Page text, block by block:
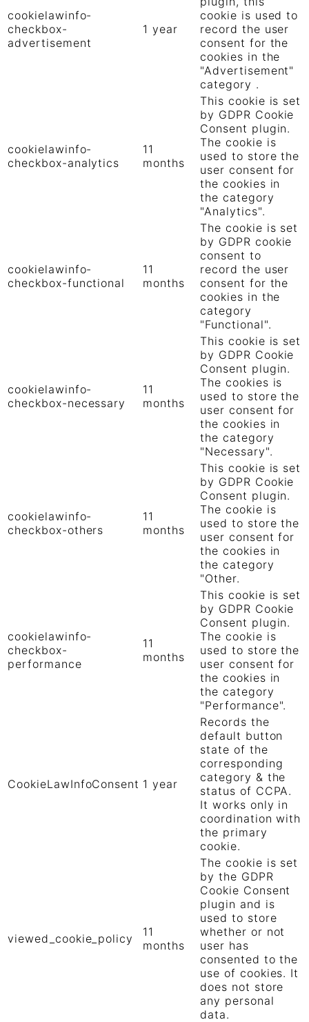
cookielawinfo-
checkbox-
advertisement
1 year
cookie is used to
record the user
consent for the
cookies in the
"Advertisement"
category .
cookielawinfo-
checkbox-analytics
11
months
This cookie is set
by GDPR Cookie
Consent plugin.
The cookie is
used to store the
user consent for
the cookies in
the category
"Analytics".
cookielawinfo-
checkbox-functional
11
months
The cookie is set
by GDPR cookie
consent to
record the user
consent for the
cookies in the
category
"Functional".
cookielawinfo-
checkbox-necessary
11
months
This cookie is set
by GDPR Cookie
Consent plugin.
The cookies is
used to store the
user consent for
the cookies in
the category
"Necessary".
cookielawinfo-
checkbox-others
11
months
This cookie is set
by GDPR Cookie
Consent plugin.
The cookie is
used to store the
user consent for
the cookies in
the category
"Other.
cookielawinfo-
checkbox-
performance
11
months
This cookie is set
by GDPR Cookie
Consent plugin.
The cookie is
used to store the
user consent for
the cookies in
the category
"Performance".
CookieLawInfoConsent 1 year
Records the
default button
state of the
corresponding
category & the
status of CCPA.
It works only in
coordination with
the primary
cookie.
viewed_cookie_policy
11
months
The cookie is set
by the GDPR
Cookie Consent
plugin and is
used to store
whether or not
user has
consented to the
use of cookies. It
does not store
any personal
data.